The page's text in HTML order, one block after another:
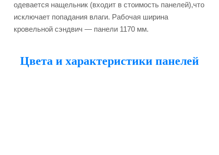
одевается нащельник (входит в стоимость панелей),что
исключает попадания влаги. Рабочая ширина
кровельной сэндвич — панели 1170 мм.
Цвета и характеристики панелей